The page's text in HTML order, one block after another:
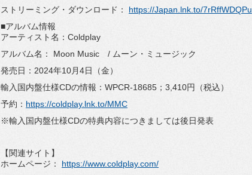
ストリーミング・ダウンロード： https://Japan.lnk.to/7rRffWDQPu
■アルバム情報
アーティスト名：Coldplay
アルバム名： Moon Music / ムーン・ミュージック
発売日：2024年10月4日（金）
輸入国内盤仕様CDの情報：WPCR-18685；3,410円（税込）
予約： https://coldplay.lnk.to/MMC
※輸入国内盤仕様CDの特典内容につきましては後日発表
【関連サイト】
ホームページ： https://www.coldplay.com/